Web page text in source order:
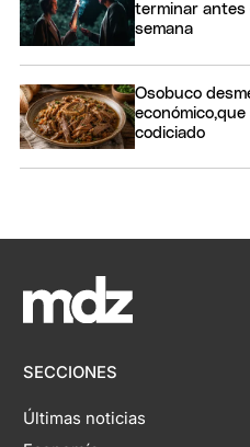
terminar antes
semana
Osobuco
codiciado
SECCIONES
Últimas noticias